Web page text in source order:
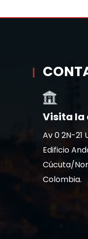
Visita la
Av 0 2N-21
Edificio
Cúcuta/
Colombia.